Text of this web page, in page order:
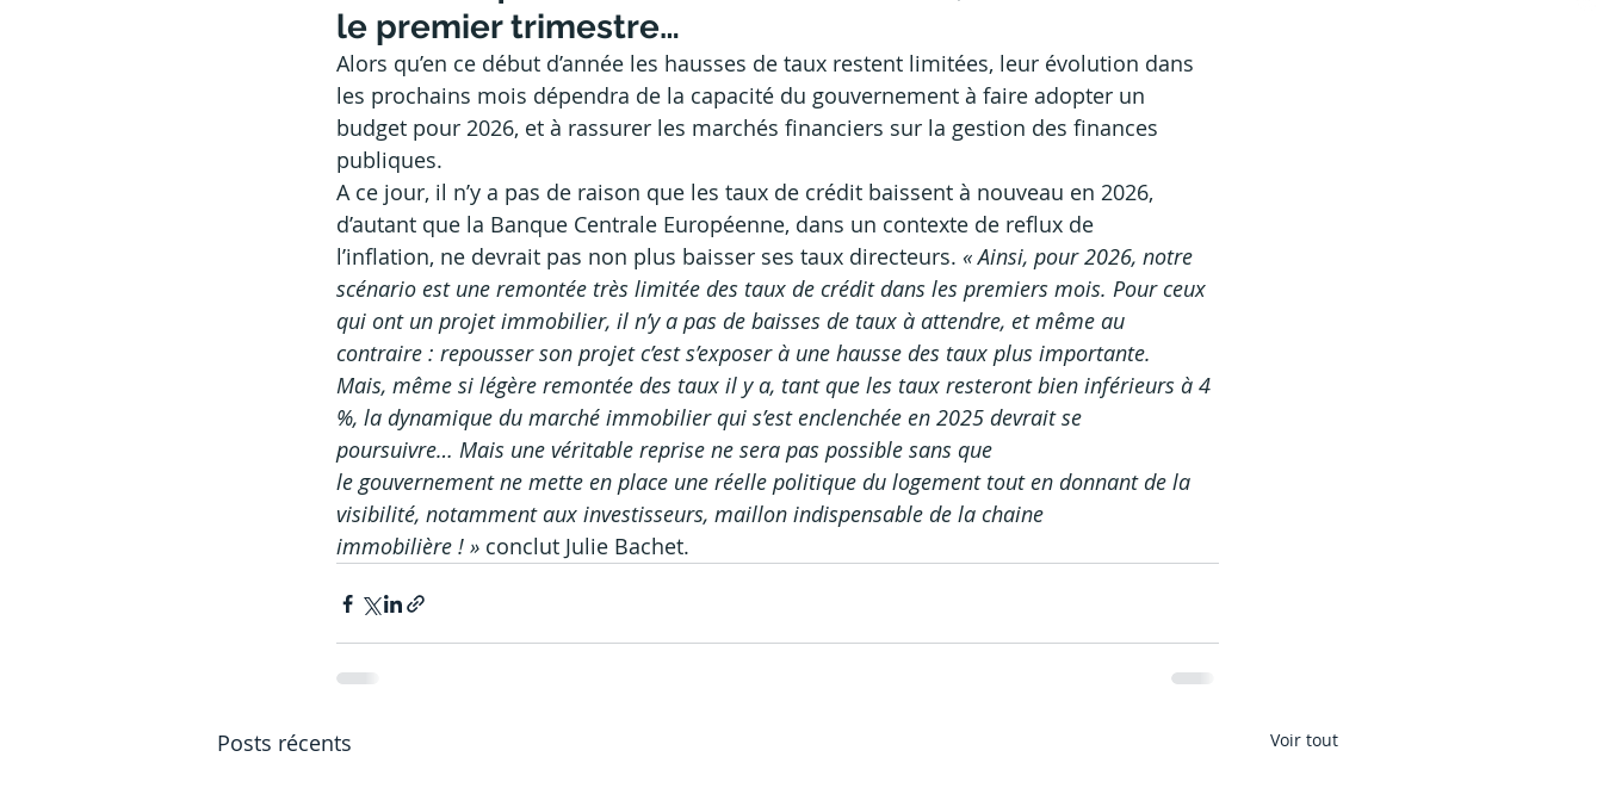
le premier trimestre…
Alors qu’en ce début d’année les hausses de taux restent limitées, leur évolution dans
les prochains mois dépendra de la capacité du gouvernement à faire adopter un
budget pour 2026, et à rassurer les marchés financiers sur la gestion des finances
publiques.
A ce jour, il n’y a pas de raison que les taux de crédit baissent à nouveau en 2026,
d’autant que la Banque Centrale Européenne, dans un contexte de reflux de
l’inflation, ne devrait pas non plus baisser ses taux directeurs. « Ainsi, pour 2026, notre
scénario est une remontée très limitée des taux de crédit dans les premiers mois. Pour ceux
qui ont un projet immobilier, il n’y a pas de baisses de taux à attendre, et même au
contraire : repousser son projet c’est s’exposer à une hausse des taux plus importante.
Mais, même si légère remontée des taux il y a, tant que les taux resteront bien inférieurs à 4
%, la dynamique du marché immobilier qui s’est enclenchée en 2025 devrait se
poursuivre… Mais une véritable reprise ne sera pas possible sans que
le gouvernement ne mette en place une réelle politique du logement tout en donnant de la
visibilité, notamment aux investisseurs, maillon indispensable de la chaine
immobilière ! » conclut Julie Bachet.
Posts récents Voir tout